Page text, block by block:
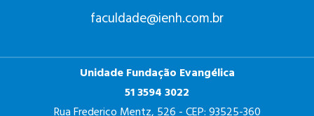
faculdade@ienh.com.br
Unidade Fundação Evangélica
51 3594 3022
Rua Frederico Mentz, 526 - CEP: 93525-360